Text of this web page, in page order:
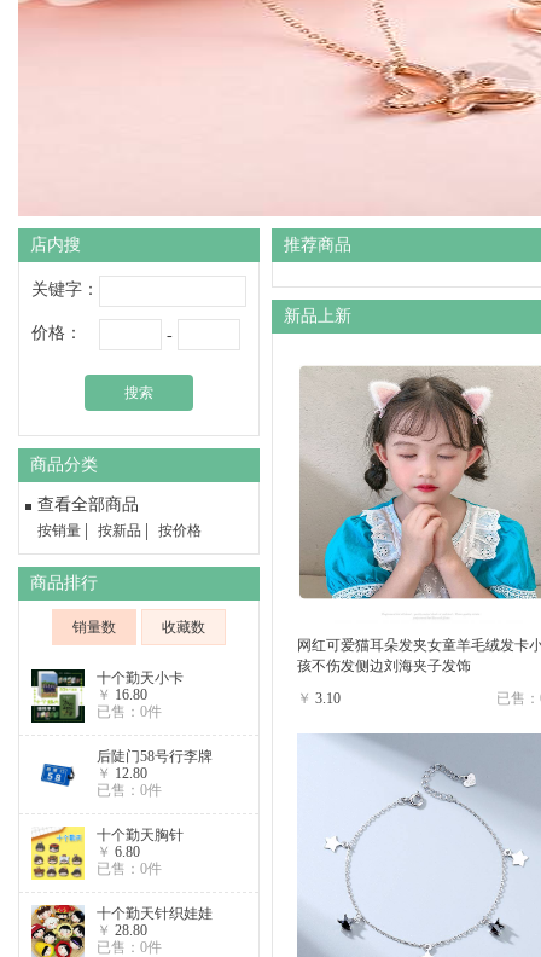
店内搜
关键字：
价格： -
搜索
商品分类
查看全部商品
按销量 按新品 按价格
商品排行
销量数 收藏数
十个勤天小卡
￥ 16.80
已售：0件
后陡门58号行李牌
￥ 12.80
已售：0件
十个勤天胸针
￥ 6.80
已售：0件
十个勤天针织娃娃
￥ 28.80
已售：0件
推荐商品
新品上新
网红可爱猫耳朵发夹女童羊毛绒发卡
孩不伤发侧边刘海夹子发饰
￥ 3.10 已售